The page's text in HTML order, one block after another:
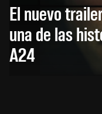
El nuevo
una de las
A24